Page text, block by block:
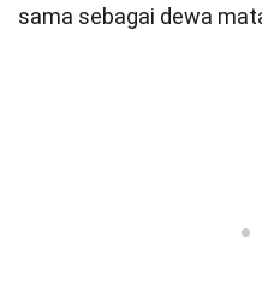
sama sebagai dewa